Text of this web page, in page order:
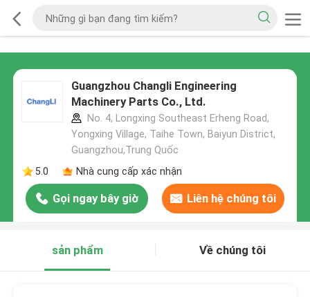
Guangzhou Changli Engineering
Machinery Parts Co., Ltd.
No. 4, Longxing Southeast Erheng Road,
Yongxing Village, Taihe Town, Baiyun District,
Guangzhou,Trung Quốc
5.0
Nhà cung cấp xác nhận
Gọi ngay bây giờ Liên hệ chúng tôi
sản phẩm Về chúng tôi